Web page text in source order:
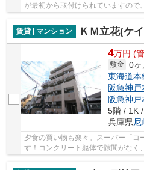
が最初から取付けられていますので
賃貸 | マンション
ＫＭ立花(ケ
4万円 (
敷金 0ヶ
東海道本
阪急神戸
阪急神戸
5階 / 1K
兵庫県尼
夕食の買い物も楽々。スーパー「コ
す！コンクリート躯体で隙間がなく
ン♪こちらのお部屋は現在空室です